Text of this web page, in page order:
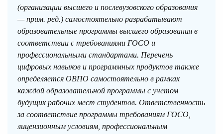
(организации высшего и послевузовского образования
— прим. ред.) самостоятельно разрабатывают
образовательные программы высшего образования в
соответствии с требованиями ГОСО и
профессиональными стандартами. Перечень
цифровых навыков и программных продуктов также
определяется ОВПО самостоятельно в рамках
каждой образовательной программы с учетом
будущих рабочих мест студентов. Ответственность
за соответствие программы требованиям ГОСО,
лицензионным условиям, профессиональным